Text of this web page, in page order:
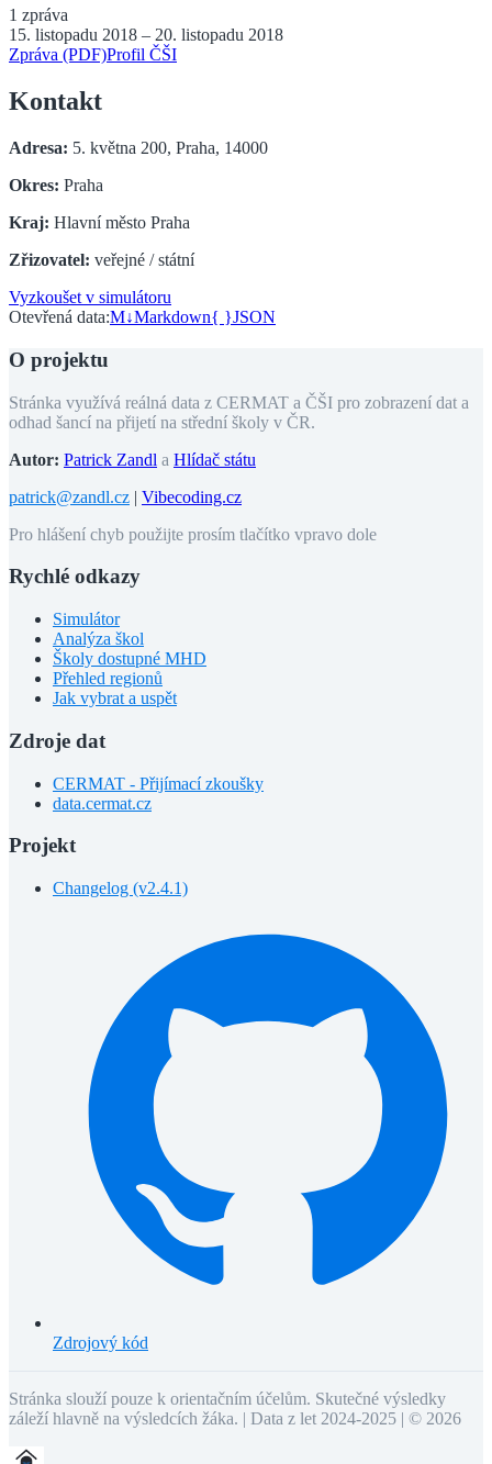
1 zpráva
15. listopadu 2018 – 20. listopadu 2018
Zpráva (PDF)Profil ČŠI
Kontakt
Adresa: 5. května 200, Praha, 14000
Okres: Praha
Kraj: Hlavní město Praha
Zřizovatel: veřejné / státní
Vyzkoušet v simulátoru
Otevřená data:M↓Markdown{ }JSON
O projektu
Stránka využívá reálná data z CERMAT a ČŠI pro zobrazení dat a
odhad šancí na přijetí na střední školy v ČR.
Autor: Patrick Zandl a Hlídač státu
patrick@zandl.cz | Vibecoding.cz
Pro hlášení chyb použijte prosím tlačítko vpravo dole
Rychlé odkazy
Simulátor
Analýza škol
Školy dostupné MHD
Přehled regionů
Jak vybrat a uspět
Zdroje dat
CERMAT - Přijímací zkoušky
data.cermat.cz
Projekt
Changelog (v2.4.1)
Zdrojový kód
Stránka slouží pouze k orientačním účelům. Skutečné výsledky
záleží hlavně na výsledcích žáka. | Data z let 2024-2025 | © 2026